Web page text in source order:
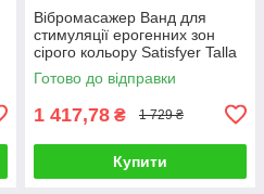
Вібромасажер Ванд для
стимуляції ерогенних зон
сірого кольору Satisfyer Talla
Готово до відправки
1 417,78 ₴ 1 729 ₴
Купити